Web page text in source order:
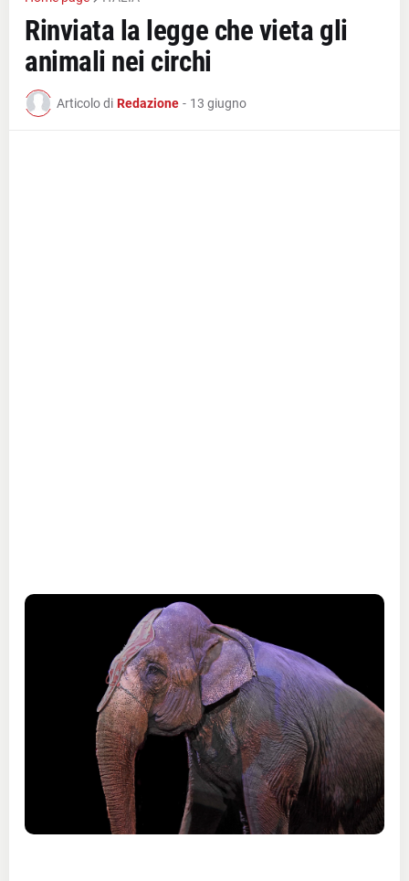
Rinviata la legge che vieta gli
animali nei circhi
Articolo di Redazione - 13 giugno